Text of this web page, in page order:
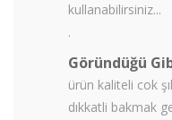
kullanabilirsiniz...
.
Göründüğü
ürün kaliteli cok
dıkkatli bakmak